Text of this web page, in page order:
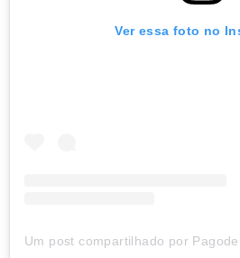
Ver essa foto no